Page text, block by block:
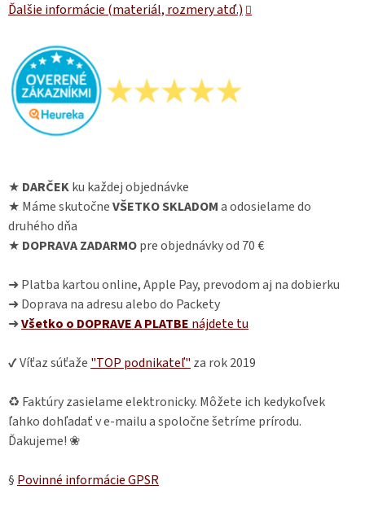
Ďalšie informácie (materiál, rozmery atď.)
★ DARČEKku každej objednávke
★ Máme skutočneVŠETKO SKLADOMa odosielame do
druhého dňa
★ DOPRAVA ZADARMOpre objednávky od 70 €
➜ Platba kartou online, Apple Pay, prevodom aj na dobierku
➜ Doprava na adresu alebo do Packety
➜Všetko o DOPRAVE A PLATBE nájdete tu
✔ Víťaz súťaže "TOP podnikateľ" za rok 2019
♻ Faktúry zasielame elektronicky. Môžete ich kedykoľvek
ľahko dohľadať v e-mailu a spoločne šetríme prírodu.
Ďakujeme! ❀
§ Povinné informácie GPSR